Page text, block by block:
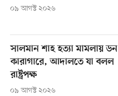
০৯ আগস্ট ২০২৬
সালমান শাহ হত্যা মামলায় ডন
কারাগারে, আদালতে যা বলল
রাষ্ট্রপক্ষ
০৯ আগস্ট ২০২৬